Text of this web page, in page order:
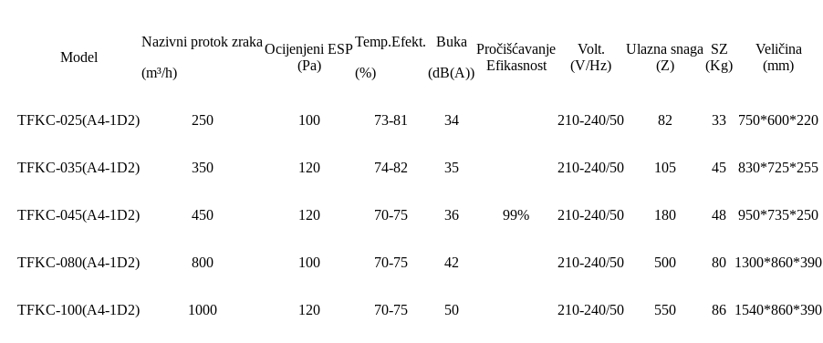
Model
Nazivni protok zraka
(m³/h)
Ocijenjeni ESP
(Pa)
Temp.Efekt.
(%)
Buka
(dB(A))
Pročišćavanje
Efikasnost
Volt.
(V/Hz)
Ulazna snaga
(Z)
SZ
(Kg)
Veličina
(mm)
TFKC-025(A4-1D2) 250 100 73-81 34
99%
210-240/50 82 33 750*600*220
TFKC-035(A4-1D2) 350 120 74-82 35 210-240/50 105 45 830*725*255
TFKC-045(A4-1D2) 450 120 70-75 36 210-240/50 180 48 950*735*250
TFKC-080(A4-1D2) 800 100 70-75 42 210-240/50 500 80 1300*860*390
TFKC-100(A4-1D2) 1000 120 70-75 50 210-240/50 550 86 1540*860*390